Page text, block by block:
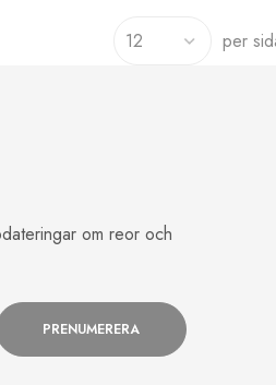
per
om reor och
PRENUMERERA